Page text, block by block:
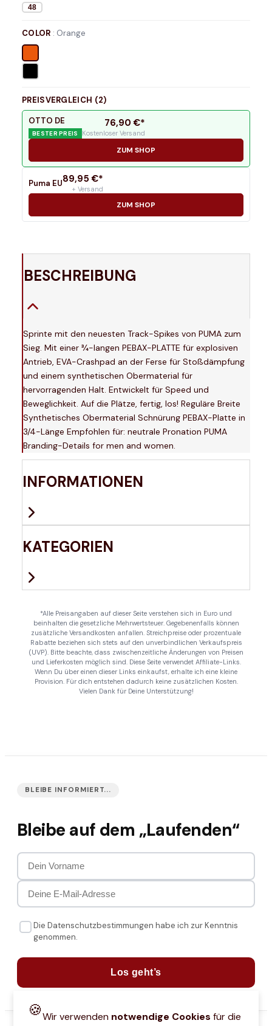
48
COLOR : Orange
PREISVERGLEICH (2)
OTTO DE
BESTER PREIS
76,90 €*
Kostenloser Versand
ZUM SHOP
Puma EU89,95 €*
+ Versand
ZUM SHOP
BESCHREIBUNG
Sprinte mit den neuesten Track-Spikes von PUMA zum
Sieg. Mit einer 3⁄4-langen PEBAX-PLATTE für explosiven
Antrieb, EVA-Crashpad an der Ferse für Stoßdämpfung
und einem synthetischen Obermaterial für
hervorragenden Halt. Entwickelt für Speed und
Beweglichkeit. Auf die Plätze, fertig, los! Reguläre Breite
Synthetisches Obermaterial Schnürung PEBAX-Platte in
3/4-Länge Empfohlen für: neutrale Pronation PUMA
Branding-Details for men and women.
INFORMATIONEN
KATEGORIEN
*Alle Preisangaben auf dieser Seite verstehen sich in Euro und
beinhalten die gesetzliche Mehrwertsteuer. Gegebenenfalls können
zusätzliche Versandkosten anfallen. Streichpreise oder prozentuale
Rabatte beziehen sich stets auf den unverbindlichen Verkaufspreis
(UVP). Bitte beachte, dass zwischenzeitliche Änderungen von Preisen
und Lieferkosten möglich sind. Diese Seite verwendet Affiliate-Links.
Wenn Du über einen dieser Links einkaufst, erhalte ich eine kleine
Provision. Für dich entstehen dadurch keine zusätzlichen Kosten.
Vielen Dank für Deine Unterstützung!
BLEIBE INFORMIERT...
Bleibe auf dem „Laufenden“
Die Datenschutzbestimmungen habe ich zur Kenntnis
genommen.
Los geht’s
🍪Wir verwenden notwendige Cookies für die